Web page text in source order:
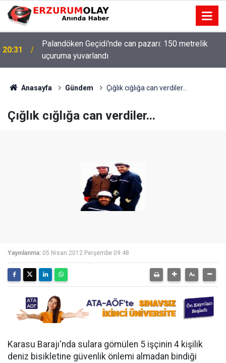
20:31
Palandöken Geçidi'nde can pazarı: 150 metrelik
uçuruma yuvarlandı
Anasayfa Gündem Çığlık cığlığa can verdiler...
Çığlık cığlığa can verdiler...
Yayınlanma: 05 Nisan 2012 Perşembe 09:48
Karasu Barajı'nda sulara gömülen 5 işçinin 4 kişilik
deniz bisikletine güvenlik önlemi almadan bindiği